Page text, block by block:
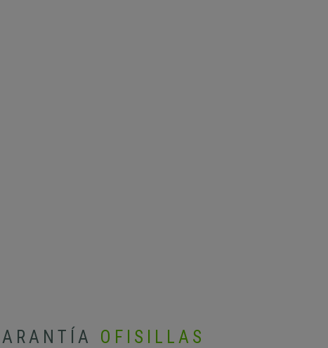
OFISILLAS